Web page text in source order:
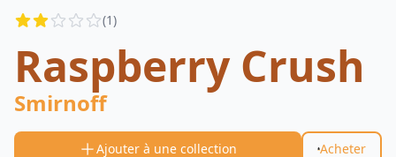
Reviews (1)
Raspberry Crush
Smirnoff
Ajouter à une collection Acheter